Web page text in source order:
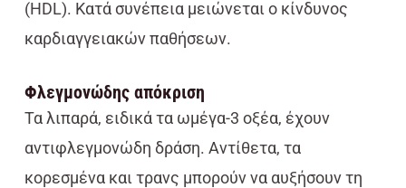
(HDL). Κατά συνέπεια μειώνεται ο κίνδυνος
καρδιαγγειακών παθήσεων.
Φλεγμονώδης απόκριση
Τα λιπαρά, ειδικά τα ωμέγα-3 οξέα, έχουν
αντιφλεγμονώδη δράση. Αντίθετα, τα
κορεσμένα και τρανς μπορούν να αυξήσουν τη